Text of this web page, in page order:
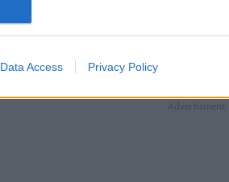
Data Access Privacy Policy
20/